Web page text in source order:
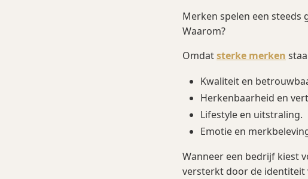
Merken spelen een
Waarom?
Omdatsterke merken
Kwaliteit en
Herkenbaarheid en
Lifestyle en uitstraling.
Emotie en
Wanneer een bedrijf kiest
versterkt door de identiteit